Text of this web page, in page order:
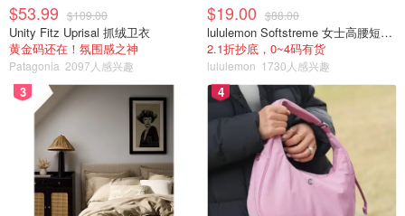
$53.99 $109.00
Unity Fitz Uprisal 抓绒卫衣
黄金码还在！氛围感之神
Patagonia 2097人感兴趣
$19.00 $88.00
lululemon Softstreme 女士高腰短裤 10cm
2.1折抄底，0~4码有货
lululemon 1730人感兴趣
3 4